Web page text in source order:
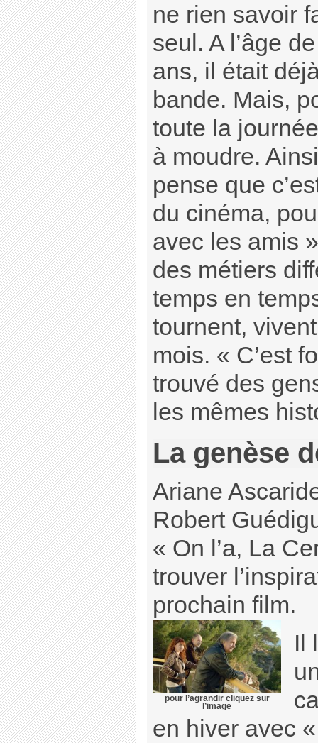
ne rien savoir
seul. A l’âge
ans, il était
bande. Mais,
toute la
à moudre.
pense que
du cinéma,
avec les amis
des métiers
temps en
tournent,
mois. « C’est
trouvé des
les mêmes
La genèse
Ariane
Robert
« On l’a, La
trouver
prochain film.
pour l’agrandir cliquez sur
l’image
Il
en hiver avec